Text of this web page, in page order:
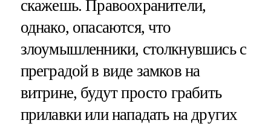
скажешь. Правоохранители,
однако, опасаются, что
злоумышленники, столкнувшись с
преградой в виде замков на
витрине, будут просто грабить
прилавки или нападать на других